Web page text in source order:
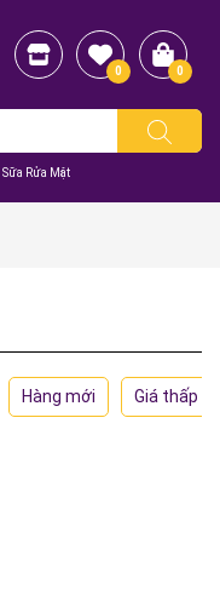
Sữa Rửa Mặt
0 0
Hàng mới Giá thấp